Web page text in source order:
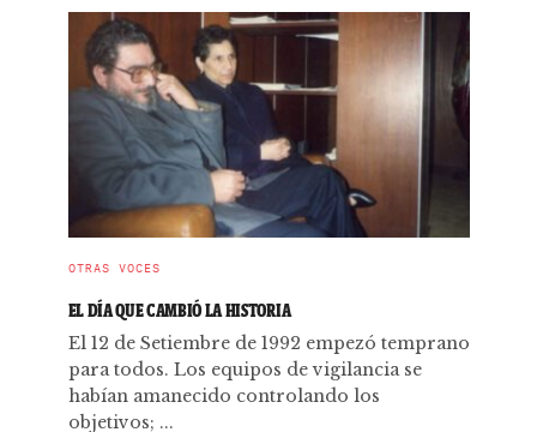
OTRAS VOCES
EL DÍA QUE CAMBIÓ LA HISTORIA
El 12 de Setiembre de 1992 empezó temprano
para todos. Los equipos de vigilancia se
habían amanecido controlando los
objetivos; ...